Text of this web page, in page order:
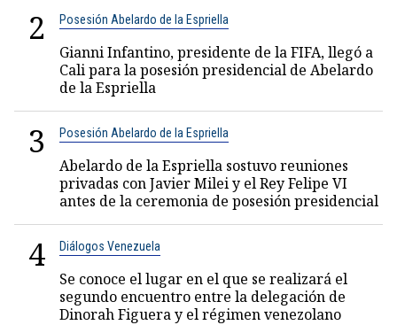
2 Posesión Abelardo de la Espriella
Gianni Infantino, presidente de la FIFA, llegó a
Cali para la posesión presidencial de Abelardo
de la Espriella
3 Posesión Abelardo de la Espriella
Abelardo de la Espriella sostuvo reuniones
privadas con Javier Milei y el Rey Felipe VI
antes de la ceremonia de posesión presidencial
4 Diálogos Venezuela
Se conoce el lugar en el que se realizará el
segundo encuentro entre la delegación de
Dinorah Figuera y el régimen venezolano